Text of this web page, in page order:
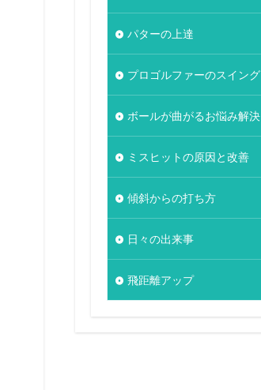
パターの上達
プロゴルファーのスイング
ボールが曲がるお悩み解決
ミスヒットの原因と改善
傾斜からの打ち方
日々の出来事
飛距離アップ